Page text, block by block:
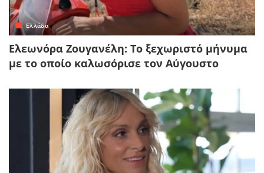
Ελλάδα
Ελεωνόρα Ζουγανέλη: Το ξεχωριστό μήνυμα
με το οποίο καλωσόρισε τον Αύγουστο